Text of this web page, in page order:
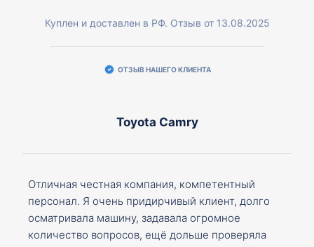
Куплен и доставлен в РФ. Отзыв от 13.08.2025
ОТЗЫВ НАШЕГО КЛИЕНТА
Toyota Camry
Отличная честная компания, компетентный
персонал. Я очень придирчивый клиент, долго
осматривала машину, задавала огромное
количество вопросов, ещё дольше проверяла